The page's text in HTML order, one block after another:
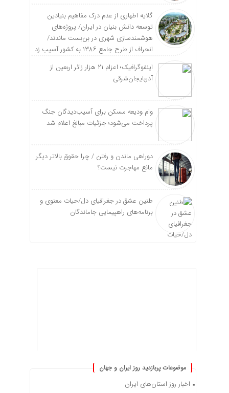
گلایه اطهاری از عدم درک مفاهیم بنیادین
توسعه دانش بنیان در ایران/ پروژه‌های
هوشمندسازی شهری در بن‌بست ماندند/
انحراف از طرح جامع ۱۳۸۶ به کشور آسیب زد
اینفوگرافیک؛ اعزام ۲۱ هزار زائر اربعین از
آذربایجان‌شرقی
وام ودیعه مسکن برای آسیب‌دیدگان جنگ
پرداخت می‌شود؛ جزئیات مبالغ اعلام شد
دوراهی ماندن و رفتن / چرا حقوق بالاتر دیگر
مانع مهاجرت نیست؟
طنین عشق در جغرافیای دل/حیات معنوی و
برنامه‌های راهپیمایی جاماندگان
موضوعات پربازدید روز ایران و جهان
اخبار روز استان‌های ایران